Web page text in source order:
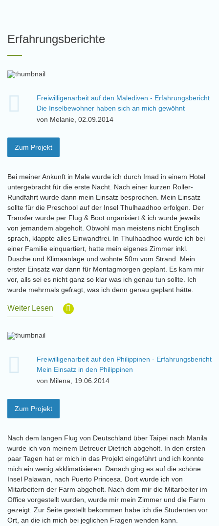
Erfahrungsberichte
Freiwilligenarbeit auf den Malediven - Erfahrungsbericht
Die Inselbewohner haben sich an mich gewöhnt
von Melanie, 02.09.2014
Zum Projekt
Bei meiner Ankunft in Male wurde ich durch Imad in einem Hotel
untergebracht für die erste Nacht. Nach einer kurzen Roller-
Rundfahrt wurde dann mein Einsatz besprochen. Mein Einsatz
sollte für die Preschool auf der Insel Thulhaadhoo erfolgen. Der
Transfer wurde per Flug & Boot organisiert & ich wurde jeweils
von jemandem abgeholt. Obwohl man meistens nicht Englisch
sprach, klappte alles Einwandfrei. In Thulhaadhoo wurde ich bei
einer Familie einquartiert, hatte mein eigenes Zimmer inkl.
Dusche und Klimaanlage und wohnte 50m vom Strand. Mein
erster Einsatz war dann für Montagmorgen geplant. Es kam mir
vor, alls sei es nicht ganz so klar was ich genau tun sollte. Ich
wurde mehrmals gefragt, was ich denn genau geplant hätte.
Weiter Lesen
Freiwilligenarbeit auf den Philippinen - Erfahrungsbericht
Mein Einsatz in den Philippinen
von Milena, 19.06.2014
Zum Projekt
Nach dem langen Flug von Deutschland über Taipei nach Manila
wurde ich von meinem Betreuer Dietrich abgeholt. In den ersten
paar Tagen hat er mich in das Projekt eingeführt und ich konnte
mich ein wenig akklimatisieren. Danach ging es auf die schöne
Insel Palawan, nach Puerto Princesa. Dort wurde ich von
Mitarbeitern der Farm abgeholt. Nach dem mir die Mitarbeiter im
Office vorgestellt wurden, wurde mir mein Zimmer und die Farm
gezeigt. Zur Seite gestellt bekommen habe ich die Studenten vor
Ort, an die ich mich bei jeglichen Fragen wenden kann.